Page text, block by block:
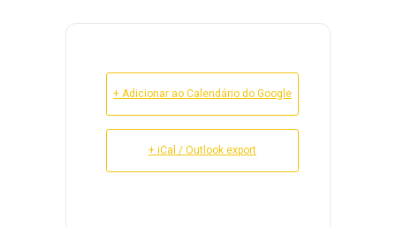
+ Adicionar ao Calendário do Google
+ iCal / Outlook export